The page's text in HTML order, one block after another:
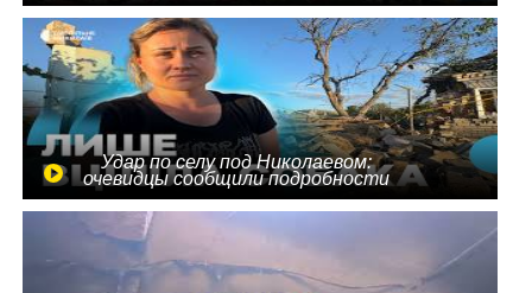
Удар по селу под Николаевом:
очевидцы сообщили подробности